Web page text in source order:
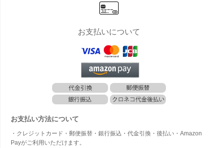
お支払いについて
お支払い方法について
・クレジットカード・郵便振替・銀行振込・代金引換・後払い・Amazon
Payがご利用いただけます。